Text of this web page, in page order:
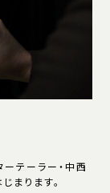
テーラー・中西
まります。